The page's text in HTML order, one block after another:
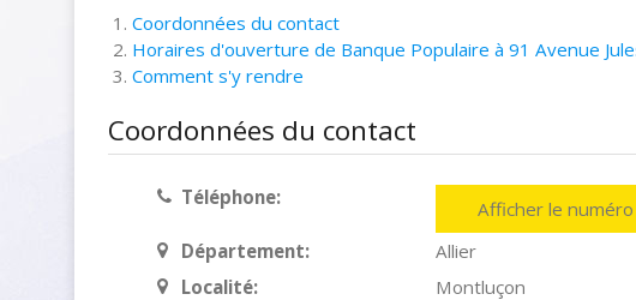
Coordonnées du contact
Horaires d'ouverture de Banque Populaire à 91 Avenue
Comment s'y rendre
Coordonnées du contact
Téléphone:
Afficher le numéro
Département:
Allier
Localité:
Montluçon